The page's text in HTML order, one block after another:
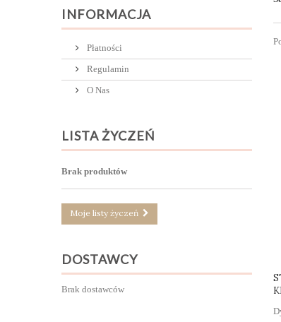
INFORMACJA
Płatności
Regulamin
O Nas
LISTA ŻYCZEŃ
Brak produktów
Moje listy życzeń
DOSTAWCY
Brak dostawców